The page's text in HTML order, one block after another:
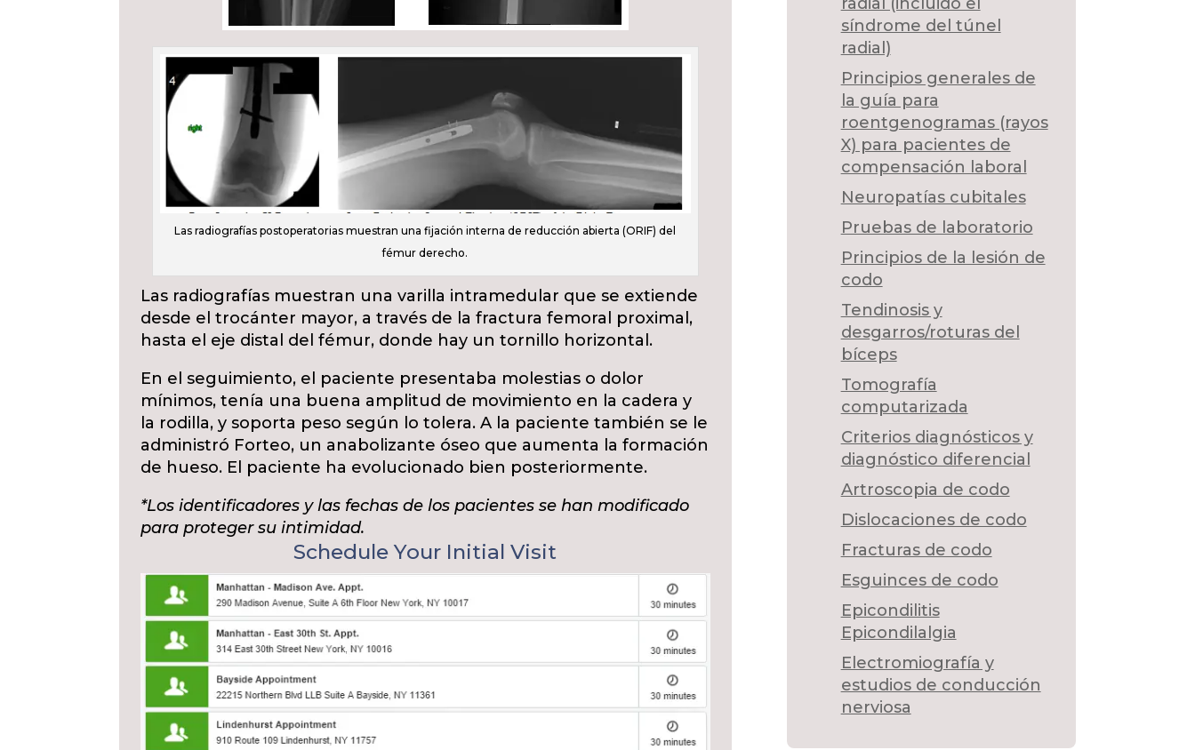
Las radiografías postoperatorias muestran una fijación interna de reducción abierta (ORIF) del
fémur derecho.
Las radiografías muestran una varilla intramedular que se extiende
desde el trocánter mayor, a través de la fractura femoral proximal,
hasta el eje distal del fémur, donde hay un tornillo horizontal.
En el seguimiento, el paciente presentaba molestias o dolor
mínimos, tenía una buena amplitud de movimiento en la cadera y
la rodilla, y soporta peso según lo tolera. A la paciente también se le
administró Forteo, un anabolizante óseo que aumenta la formación
de hueso. El paciente ha evolucionado bien posteriormente.
*Los identificadores y las fechas de los pacientes se han modificado
para proteger su intimidad.
Schedule Your Initial Visit
síndrome del túnel
radial)
Principios generales de
la guía para
roentgenogramas (rayos
X) para pacientes de
compensación laboral
Neuropatías cubitales
Pruebas de laboratorio
Principios de la lesión de
codo
Tendinosis y
desgarros/roturas del
bíceps
Tomografía
computarizada
Criterios diagnósticos y
diagnóstico diferencial
Artroscopia de codo
Dislocaciones de codo
Fracturas de codo
Esguinces de codo
Epicondilitis
Epicondilalgia
Electromiografía y
estudios de conducción
nerviosa